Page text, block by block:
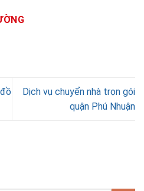
Dịch vụ chuyển nhà trọn gói
quận Phú Nhuận